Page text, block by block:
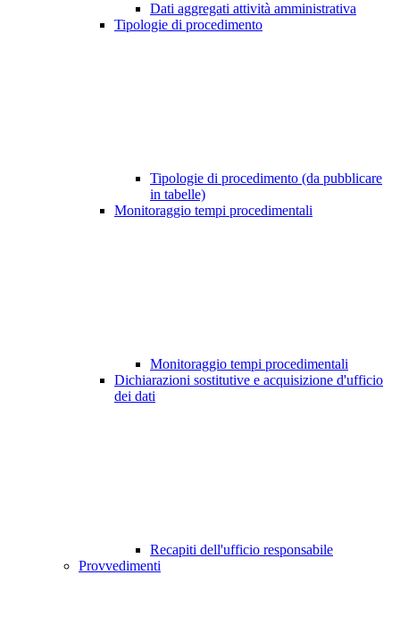
Dati aggregati attività amministrativa
Tipologie di procedimento
Tipologie di procedimento (da pubblicare
in tabelle)
Monitoraggio tempi procedimentali
Monitoraggio tempi procedimentali
Dichiarazioni sostitutive e acquisizione d'ufficio
dei dati
Recapiti dell'ufficio responsabile
Provvedimenti